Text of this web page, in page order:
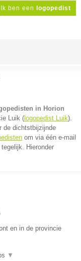
Ik ben een logopedist
in Horion
Luik ( logopedist Luik).
de dichtstbijzijnde
om via één e-mail
Hieronder
en in de provincie
▼